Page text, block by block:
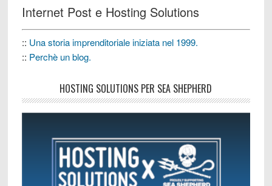
Internet Post e Hosting Solutions
:: Una storia imprenditoriale iniziata nel 1999.
:: Perchè un blog.
HOSTING SOLUTIONS PER SEA SHEPHERD